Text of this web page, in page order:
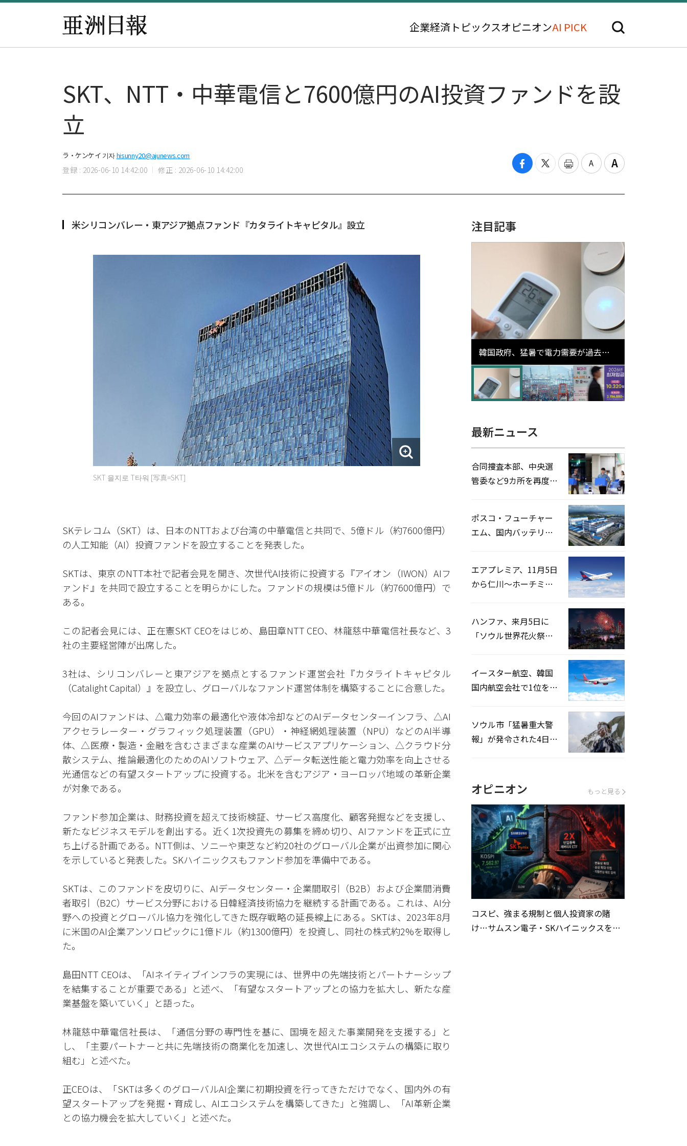
企業経済 トピックスオピニオンAI PICK
SKT、NTT・中華電信と7600億円のAI投資ファンドを設
立
ラ・ケンケイ 기자hisunny20@ajunews.com
登録 : 2026-06-10 14:42:00 修正 : 2026-06-10 14:42:00
米シリコンバレー・東アジア拠点ファンド『カタライトキャピタル』設立
SKT 을지로 T타워 [写真=SKT]
SKテレコム（SKT）は、日本のNTTおよび台湾の中華電信と共同で、5億ドル（約7600億円）
の人工知能（AI）投資ファンドを設立することを発表した。
SKTは、東京のNTT本社で記者会見を開き、次世代AI技術に投資する『アイオン（IWON）AIフ
ァンド』を共同で設立することを明らかにした。ファンドの規模は5億ドル（約7600億円）で
ある。
この記者会見には、正在憲SKT CEOをはじめ、島田章NTT CEO、林龍慈中華電信社長など、3
社の主要経営陣が出席した。
3社は、シリコンバレーと東アジアを拠点とするファンド運営会社『カタライトキャピタル
（Catalight Capital）』を設立し、グローバルなファンド運営体制を構築することに合意した。
今回のAIファンドは、△電力効率の最適化や液体冷却などのAIデータセンターインフラ、△AI
アクセラレーター・グラフィック処理装置（GPU）・神経網処理装置（NPU）などのAI半導
体、△医療・製造・金融を含むさまざまな産業のAIサービスアプリケーション、△クラウド分
散システム、推論最適化のためのAIソフトウェア、△データ転送性能と電力効率を向上させる
光通信などの有望スタートアップに投資する。北米を含むアジア・ヨーロッパ地域の革新企業
が対象である。
ファンド参加企業は、財務投資を超えて技術検証、サービス高度化、顧客発掘などを支援し、
新たなビジネスモデルを創出する。近く1次投資先の募集を締め切り、AIファンドを正式に立
ち上げる計画である。NTT側は、ソニーや東芝など約20社のグローバル企業が出資参加に関心
を示していると発表した。SKハイニックスもファンド参加を準備中である。
SKTは、このファンドを皮切りに、AIデータセンター・企業間取引（B2B）および企業間消費
者取引（B2C）サービス分野における日韓経済技術協力を継続する計画である。これは、AI分
野への投資とグローバル協力を強化してきた既存戦略の延長線上にある。SKTは、2023年8月
に米国のAI企業アンソロピックに1億ドル（約1300億円）を投資し、同社の株式約2%を取得し
た。
島田NTT CEOは、「AIネイティブインフラの実現には、世界中の先端技術とパートナーシップ
を結集することが重要である」と述べ、「有望なスタートアップとの協力を拡大し、新たな産
業基盤を築いていく」と語った。
林龍慈中華電信社長は、「通信分野の専門性を基に、国境を超えた事業開発を支援する」と
し、「主要パートナーと共に先端技術の商業化を加速し、次世代AIエコシステムの構築に取り
組む」と述べた。
正CEOは、「SKTは多くのグローバルAI企業に初期投資を行ってきただけでなく、国内外の有
望スタートアップを発掘・育成し、AIエコシステムを構築してきた」と強調し、「AI革新企業
との協力機会を拡大していく」と述べた。
注目記事
韓国政府、猛暑で電力需要が過去最
高更新の可能性に需給対応体制を点
検
最新ニュース
合同捜査本部、中央選
管委など9カ所を再度家
ポスコ・フューチャー
エム、国内バッテリー
エアプレミア、11月5日
から仁川〜ホーチミン
ハンファ、来月5日に
「ソウル世界花火祭り
イースター航空、韓国
国内航空会社で1位を記
ソウル市「猛暑重大警
報」が発令された4日、
オピニオン もっと見る
コスピ、強まる規制と個人投資家の賭
け…サムスン電子・SKハイニックスを巡